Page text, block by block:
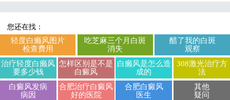
您还在找：
轻度白癞风图片
检查费用
吃芝麻三个月白斑
消失
醋了我的白斑
观察
治疗轻度白癞风
要多少钱
怎样区别是不是
白癜风
白癞风是怎么造
成的
308激光治疗方
法
白癜风发病
病因
合肥治疗白癜风
好的医院
合肥白癜风
医生
其他
疑问